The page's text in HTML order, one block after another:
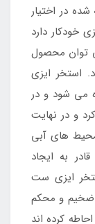
در اختیار
خودکار دارد
توان محصول
استخر ایزی
می شود و در
و در نهایت
های آبی
به ایجاد
ایزی ست
و ضخیم و محکم
کرده اند